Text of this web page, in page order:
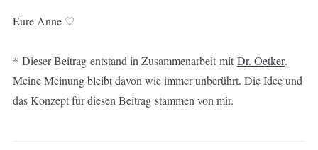
Eure Anne ♡
* Dieser Beitrag entstand in Zusammenarbeit mit Dr. Oetker.
Meine Meinung bleibt davon wie immer unberührt. Die Idee und
das Konzept für diesen Beitrag stammen von mir.